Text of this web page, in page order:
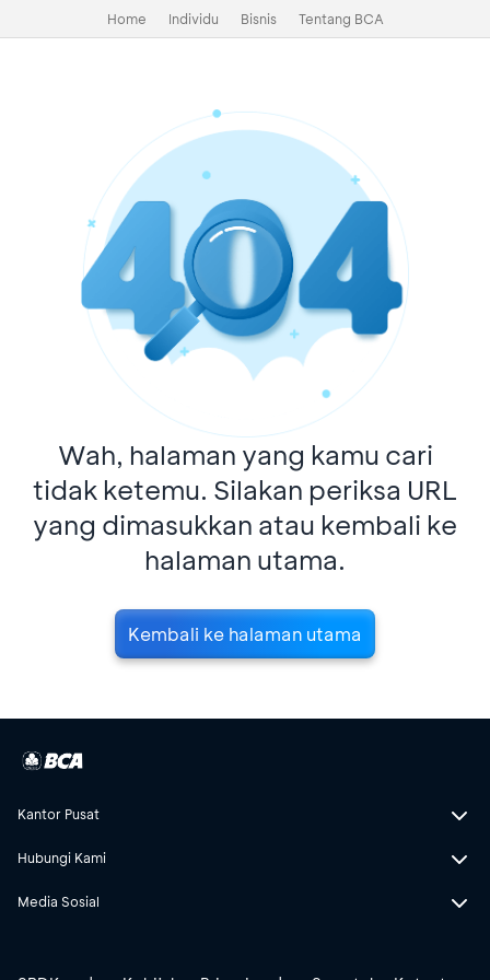
Home Individu Bisnis Tentang BCA
Wah, halaman yang kamu cari
tidak ketemu. Silakan periksa URL
yang dimasukkan atau kembali ke
halaman utama.
Kembali ke halaman utama
Kantor Pusat
Hubungi Kami
Media Sosial